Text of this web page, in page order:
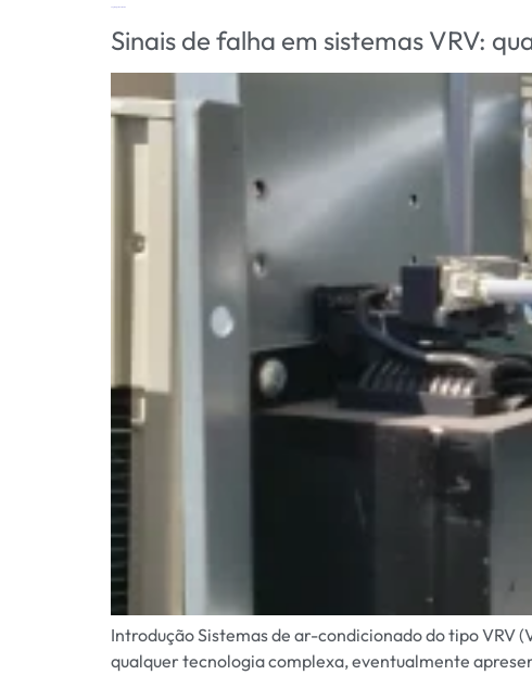
Sinais de falha em sistemas VRV:
Introdução Sistemas de ar-condicionado do tipo VRV
qualquer tecnologia complexa, eventualmente